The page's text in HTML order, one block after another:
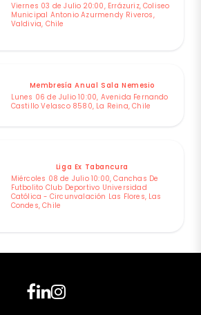
Viernes 03 de Julio 20:00, Errázuriz, Coliseo
Municipal Antonio Azurmendy Riveros,
Valdivia, Chile
Membresía Anual Sala Nemesio
Lunes 06 de Julio 10:00, Avenida Fernando
Castillo Velasco 8580, La Reina, Chile
Liga Ex Tabancura
Miércoles 08 de Julio 10:00, Canchas De
Futbolito Club Deportivo Universidad
Católica - Circunvalación Las Flores, Las
Condes, Chile